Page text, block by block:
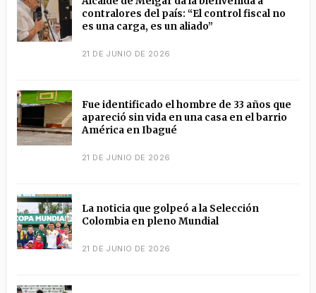
contralores del país: “El control fiscal no
es una carga, es un aliado”
21 DE JUNIO DE 2026
Fue identificado el hombre de 33 años que
apareció sin vida en una casa en el barrio
América en Ibagué
21 DE JUNIO DE 2026
La noticia que golpeó a la Selección
Colombia en pleno Mundial
21 DE JUNIO DE 2026